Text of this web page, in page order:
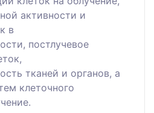
активности и
в
постлучевое
тканей и органов, а
клеточного